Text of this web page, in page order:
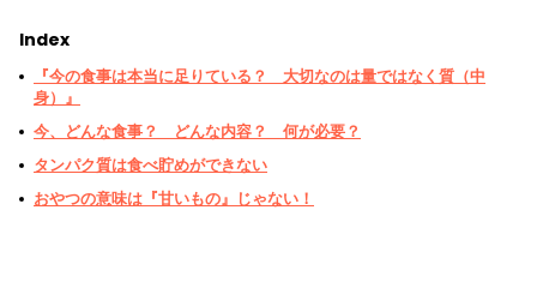
Index
『今の食事は本当に足りている？ 大切なのは量ではなく質（中
身）』
今、どんな食事？ どんな内容？ 何が必要？
タンパク質は食べ貯めができない
おやつの意味は『甘いもの』じゃない！